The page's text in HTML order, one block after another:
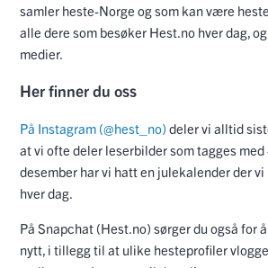
samler heste-Norge og som kan være
alle dere som besøker Hest.no hver dag,
medier.
Her finner du oss
På Instagram (@hest_no) deler vi alltid
at vi ofte deler leserbilder som tagges
desember har vi hatt en julekalender der
hver dag.
På Snapchat (Hest.no) sørger du også for
nytt, i tillegg til at ulike hesteprofiler